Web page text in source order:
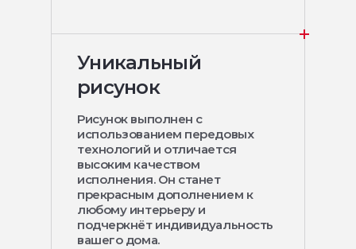
Уникальный
рисунок
Рисунок выполнен с
использованием передовых
технологий и отличается
высоким качеством
исполнения. Он станет
прекрасным дополнением к
любому интерьеру и
подчеркнёт индивидуальность
вашего дома.